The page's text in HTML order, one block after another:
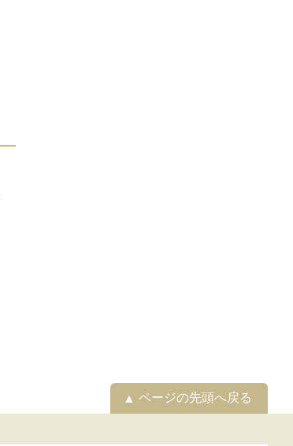
ページの先頭へ戻る